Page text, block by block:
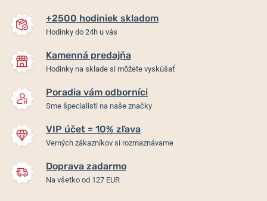
+2500 hodiniek skladom
Hodinky do 24h u vás
Kamenná predajňa
Hodinky na sklade si môžete vyskúšať
Poradia vám odborníci
Sme špecialisti na naše značky
VIP účet = 10% zľava
Verných zákazníkov si rozmaznávame
Doprava zadarmo
Na všetko od 127 EUR